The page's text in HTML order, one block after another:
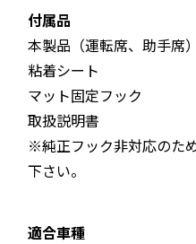
付属品
本製品（運転席、助手席）
粘着シート
マット固定フック
取扱説明書
※純正フック非対応のた
下さい。
適合車種